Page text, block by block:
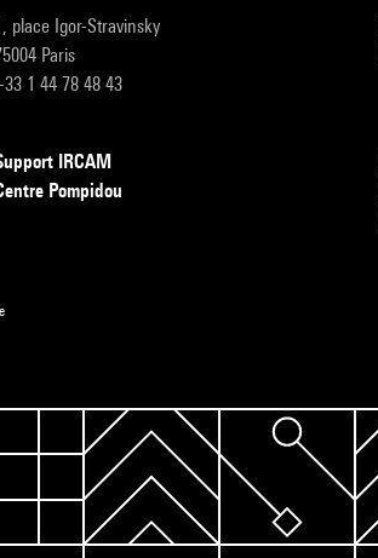
place Igor-Stravinsky
Paris
1 44 78 48 43
IRCAM
Pompidou